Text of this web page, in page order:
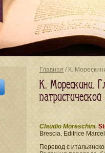
Главная / К.
К. Морескини.
Claudio Moreschini.
Brescia, Editrice
Перевод с